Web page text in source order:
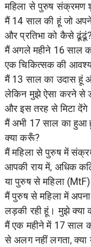
महिला से पुरुष संक्रमण
मैं 14 साल की हूं जो
और प्रतिभा को कैसे ढूंढूं?
मैं अगले महीने 16 साल
एक चिकित्सक की
मैं 13 साल का उदास हूं
लेकिन मुझे ऐसा करने से
और इस तरह से मिटा
मैं अभी 17 साल का हुआ
क्या करूँ?
मैं महिला से पुरुष में
आपकी राय में, अधिक
या पुरुष से महिला
मैं पुरुष से महिला में
लड़की रही हूं। मुझे क्या
मैं एक महीने में 17 साल
से अलग नहीं लगता, क्या